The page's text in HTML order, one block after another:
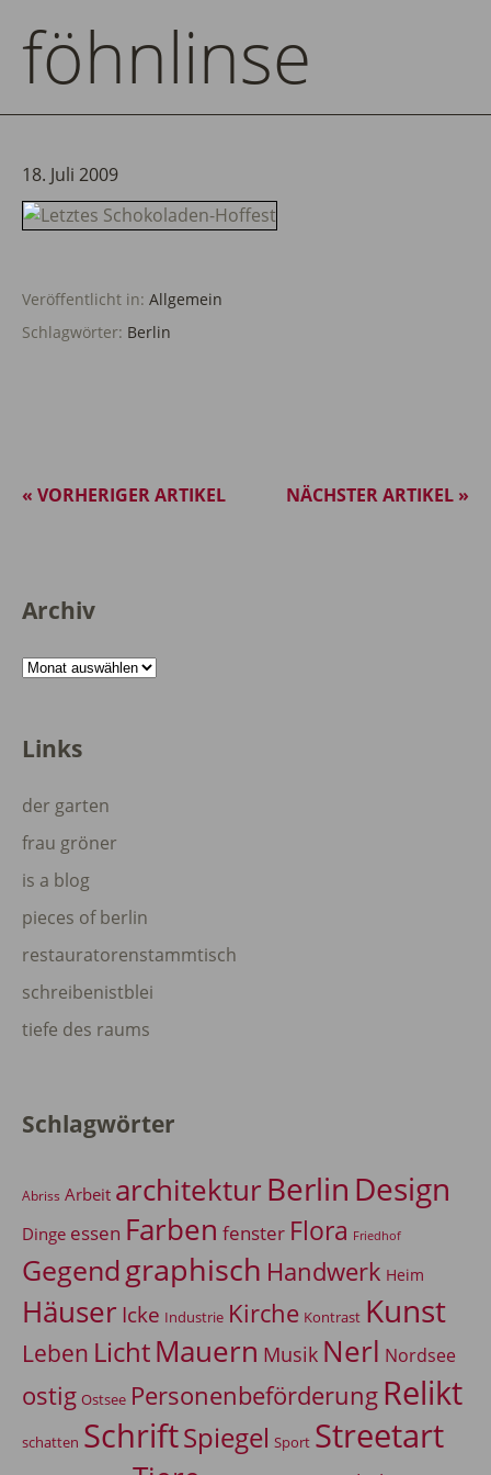
föhnlinse
18. Juli 2009
Veröffentlicht in: Allgemein
Schlagwörter: Berlin
NÄCHSTER ARTIKEL »
« VORHERIGER ARTIKEL
Archiv
Archiv
Links
der garten
frau gröner
is a blog
pieces of berlin
restauratorenstammtisch
schreibenistblei
tiefe des raums
Schlagwörter
Abriss Arbeit architekturBerlin Design
Dinge essen Farben fenster Flora Friedhof
Gegendgraphisch Handwerk Heim
Häuser Icke Industrie Kirche Kontrast Kunst
Leben LichtMauern Musik Nerl Nordsee
ostig Ostsee Personenbeförderung Relikt
schatten SchriftSpiegel Sport Streetart